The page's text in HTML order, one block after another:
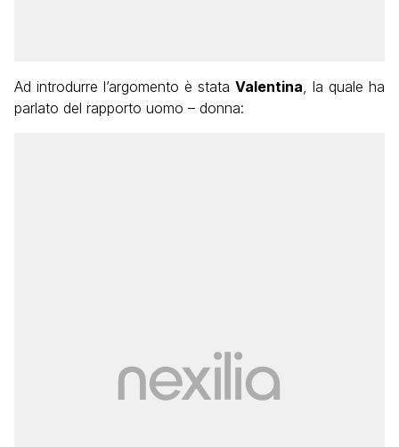
Ad introdurre l’argomento è stata Valentina, la quale ha
parlato del rapporto uomo – donna: